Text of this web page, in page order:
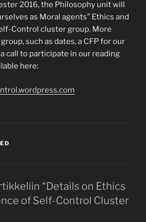
2016, the Philosophy unit will
as Moral agents” Ethics and
Control cluster group. More
such as dates, a CFP for our
call to participate in our reading
here:
“Details on Ethics
of Self-Control Cluster